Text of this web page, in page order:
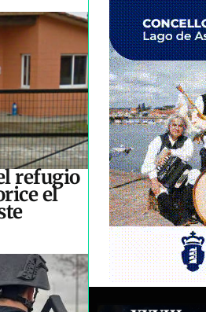
refugio
el